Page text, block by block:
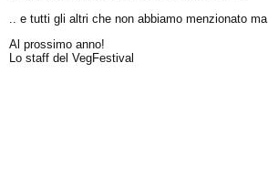
.. e tutti gli altri che non abbiamo menzionato
Al prossimo anno!
Lo staff del VegFestival